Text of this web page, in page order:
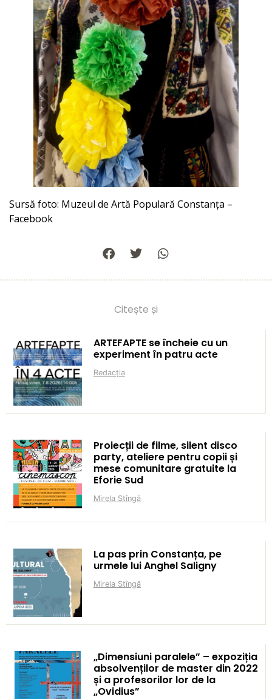
Sursă foto: Muzeul de Artă Populară Constanța –
Facebook
Citește și
ARTEFAPTE se încheie cu un
experiment în patru acte
Redacția
Proiecții de filme, silent disco
party, ateliere pentru copii și
mese comunitare gratuite la
Eforie Sud
Mirela Stîngă
La pas prin Constanța, pe
urmele lui Anghel Saligny
Mirela Stîngă
„Dimensiuni paralele” – expoziția
absolvenților de master din 2022
și a profesorilor lor de la
„Ovidius”